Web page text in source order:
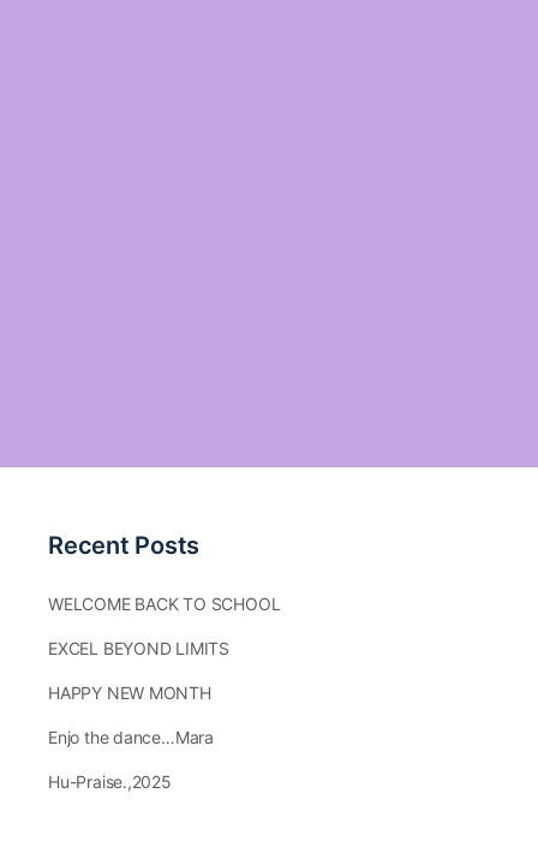
Recent Posts
WELCOME BACK TO SCHOOL
EXCEL BEYOND LIMITS
HAPPY NEW MONTH
Enjo the dance…Mara
Hu-Praise.,2025